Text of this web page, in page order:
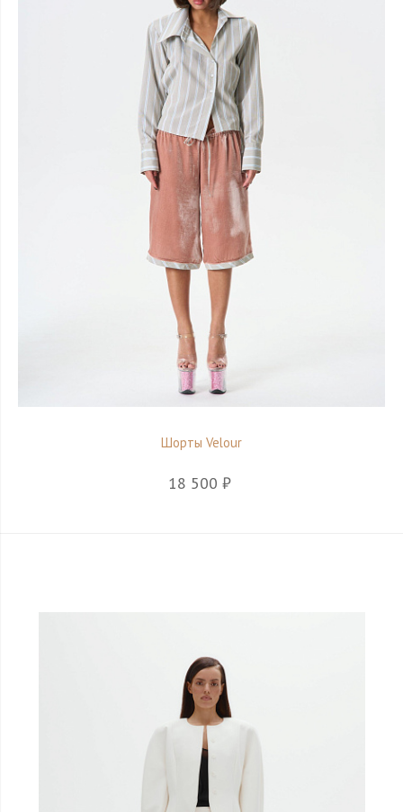
Шорты Velour
18 500 ₽